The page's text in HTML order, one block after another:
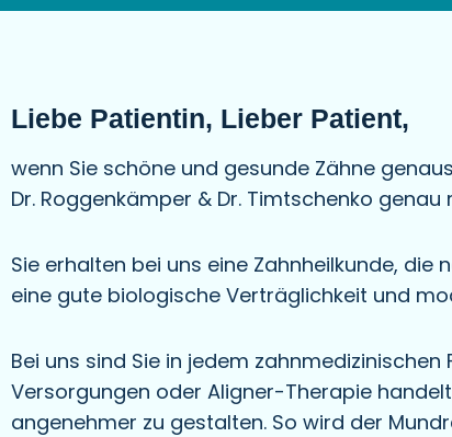
Liebe Patientin, Lieber Patient,
wenn Sie schöne und gesunde Zähne
Dr. Roggenkämper & Dr. Timtschenko genau
Sie erhalten bei uns eine Zahnheilkunde,
eine gute biologische Verträglichkeit und
Bei uns sind Sie in jedem
Versorgungen oder Aligner-Therapie
angenehmer zu gestalten. So wird der